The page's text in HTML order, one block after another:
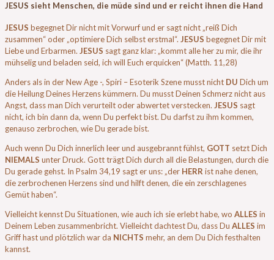
JESUS sieht Menschen, die müde sind und er reicht ihnen die Hand
JESUS begegnet Dir nicht mit Vorwurf und er sagt nicht „reiß Dich
zusammen“ oder „optimiere Dich selbst erstmal“. JESUS begegnet Dir mit
Liebe und Erbarmen. JESUS sagt ganz klar: „kommt alle her zu mir, die ihr
mühselig und beladen seid, ich will Euch erquicken“ (Matth. 11,28)
Anders als in der New Age -, Spiri – Esoterik Szene musst nicht DU Dich um
die Heilung Deines Herzens kümmern. Du musst Deinen Schmerz nicht aus
Angst, dass man Dich verurteilt oder abwertet verstecken. JESUS sagt
nicht, ich bin dann da, wenn Du perfekt bist. Du darfst zu ihm kommen,
genauso zerbrochen, wie Du gerade bist.
Auch wenn Du Dich innerlich leer und ausgebrannt fühlst, GOTT setzt Dich
NIEMALS unter Druck. Gott trägt Dich durch all die Belastungen, durch die
Du gerade gehst. In Psalm 34,19 sagt er uns: „der HERRist nahe denen,
die zerbrochenen Herzens sind und hilft denen, die ein zerschlagenes
Gemüt haben“.
Vielleicht kennst Du Situationen, wie auch ich sie erlebt habe, wo ALLES in
Deinem Leben zusammenbricht. Vielleicht dachtest Du, dass Du ALLES im
Griff hast und plötzlich war da NICHTS mehr, an dem Du Dich festhalten
kannst.